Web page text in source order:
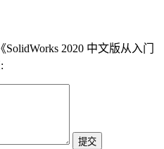
2020 中文版从入门